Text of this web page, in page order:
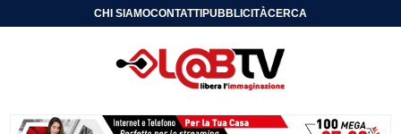
CHI SIAMOCONTATTIPUBBLICITÀCERCA